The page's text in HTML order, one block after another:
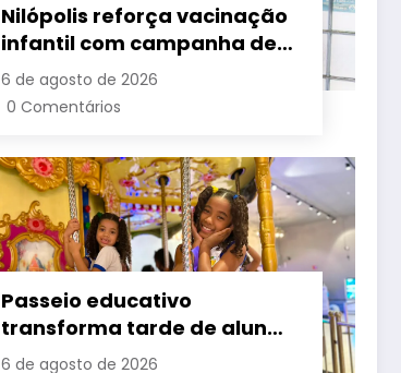
Nilópolis reforça vacinação
infantil com campanha de
multivacinação em nove
postos de saúde
6 de agosto de 2026
0 Comentários
Passeio educativo
transforma tarde de alunos
da rede municipal de São
6 de agosto de 2026